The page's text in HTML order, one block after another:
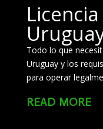
Todo lo que
Uruguay y los
para operar
read more